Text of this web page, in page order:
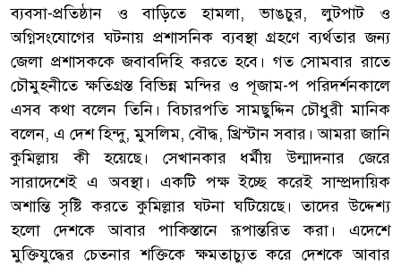
ব্যবসা-প্রতিষ্ঠান ও বাড়িতে হামলা, ভাঙচুর, লুটপাট ও
অগ্নিসংযোগের ঘটনায় প্রশাসনিক ব্যবস্থা গ্রহণে ব্যর্থতার জন্য
জেলা প্রশাসককে জবাবদিহি করতে হবে। গত সোমবার রাতে
চৌমুহনীতে ক্ষতিগ্রস্ত বিভিন্ন মন্দির ও পূজাম-প পরিদর্শনকালে
এসব কথা বলেন তিনি। বিচারপতি সামছুদ্দিন চৌধুরী মানিক
বলেন, এ দেশ হিন্দু, মুসলিম, বৌদ্ধ, খ্রিস্টান সবার। আমরা জানি
কুমিল্লায় কী হয়েছে। সেখানকার ধর্মীয় উন্মাদনার জেরে
সারাদেশেই এ অবস্থা। একটি পক্ষ ইচ্ছে করেই সাম্প্রদায়িক
অশান্তি সৃষ্টি করতে কুমিল্লার ঘটনা ঘটিয়েছে। তাদের উদ্দেশ্য
হলো দেশকে আবার পাকিস্তানে রূপান্তরিত করা। এদেশে
মুক্তিযুদ্ধের চেতনার শক্তিকে ক্ষমতাচ্যুত করে দেশকে আবার